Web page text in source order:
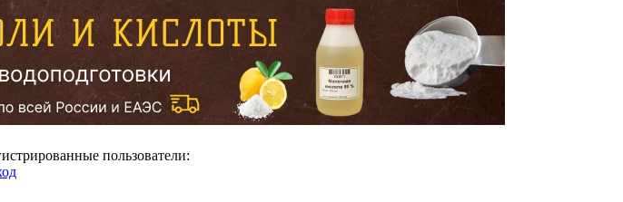
пользователи: